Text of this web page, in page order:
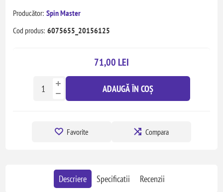
Producător: Spin Master
Cod produs: 6075655_20156125
71,00 LEI
ADAUGĂ ÎN COȘ
Favorite Compara
Descriere Specificatii Recenzii